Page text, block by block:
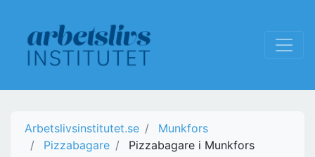
Arbetslivsinstitutet.se
Munkfors
Pizzabagare
Pizzabagare i Munkfors